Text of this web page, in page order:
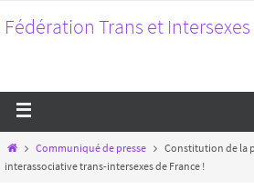
Fédération Trans et Intersexes
Communiqué de presse
Constitution de la
interassociative trans-intersexes de France !